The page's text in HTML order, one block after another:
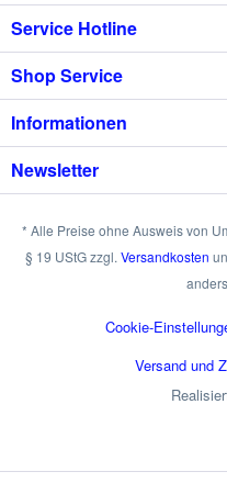
Service Hotline
Shop Service
Informationen
Newsletter
* Alle Preise ohne Ausweis von
§ 19 UStG zzgl. Versandkosten
Cookie-
Versand und